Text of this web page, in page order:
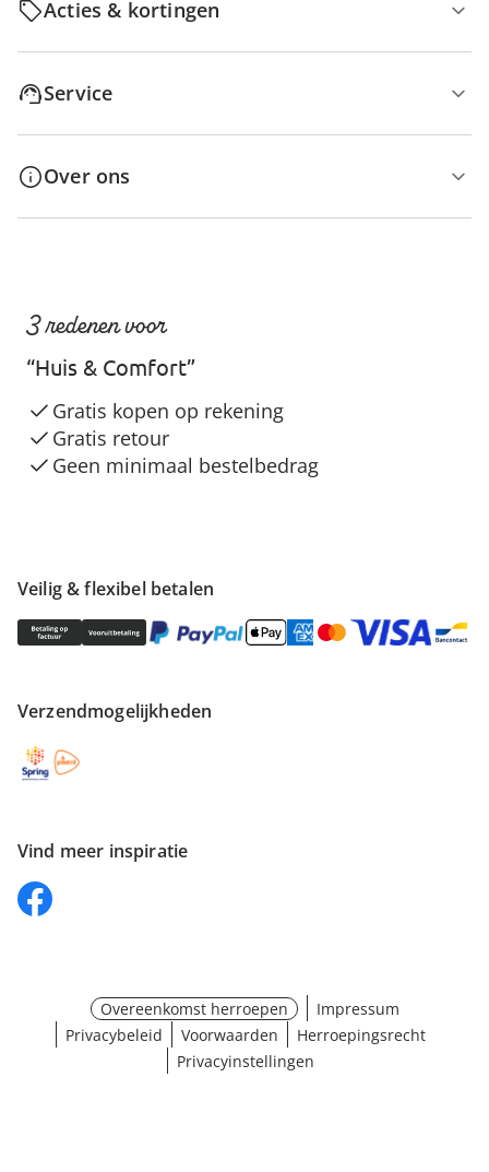
Acties & kortingen
Service
Over ons
Veilig & flexibel betalen
Verzendmogelijkheden
Vind meer inspiratie
3 redenen voor
“Huis & Comfort”
Gratis kopen op rekening
Gratis retour
Geen minimaal bestelbedrag
Overeenkomst herroepen
Impressum
Privacybeleid
Voorwaarden
Herroepingsrecht
Privacyinstellingen